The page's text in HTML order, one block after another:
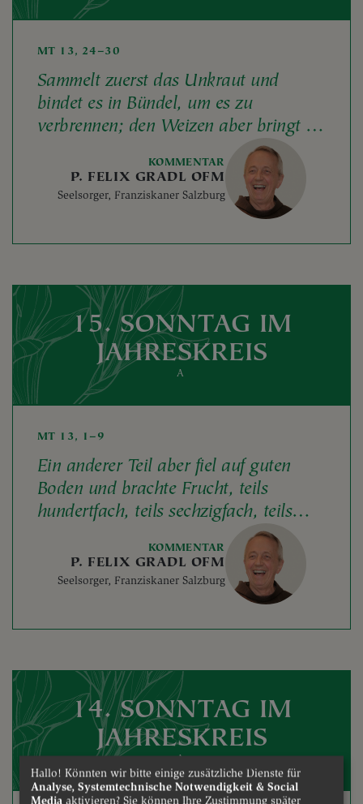
MT 13, 24–30
Sammelt zuerst das Unkraut und
bindet es in Bündel, um es zu
verbrennen; den Weizen aber bringt in
KOMMENTAR
P. FELIX GRADL OFM
Seelsorger, Franziskaner Salzburg
15. SONNTAG IM
JAHRESKREIS
A
MT 13, 1–9
Ein anderer Teil aber fiel auf guten
Boden und brachte Frucht, teils
hundertfach, teils sechzigfach, teils
KOMMENTAR
P. FELIX GRADL OFM
Seelsorger, Franziskaner Salzburg
14. SONNTAG IM
JAHRESKREIS
A
Hallo! Könnten wir bitte einige zusätzliche Dienste für
Analyse, Systemtechnische Notwendigkeit & Social
Media aktivieren? Sie können Ihre Zustimmung später